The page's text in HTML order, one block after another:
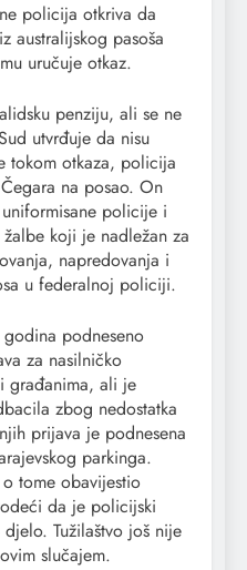
policija otkriva da
australijskog pasoša
uručuje otkaz.
penziju, ali se ne
utvrđuje da nisu
tokom otkaza, policija
na posao. On
policije i
koji je nadležan za
napredovanja i
u federalnoj policiji.
podneseno
za nasilničko
građanima, ali je
zbog nedostatka
prijava je podnesena
parkinga.
tome obavijestio
da je policijski
Tužilaštvo još nije
slučajem.